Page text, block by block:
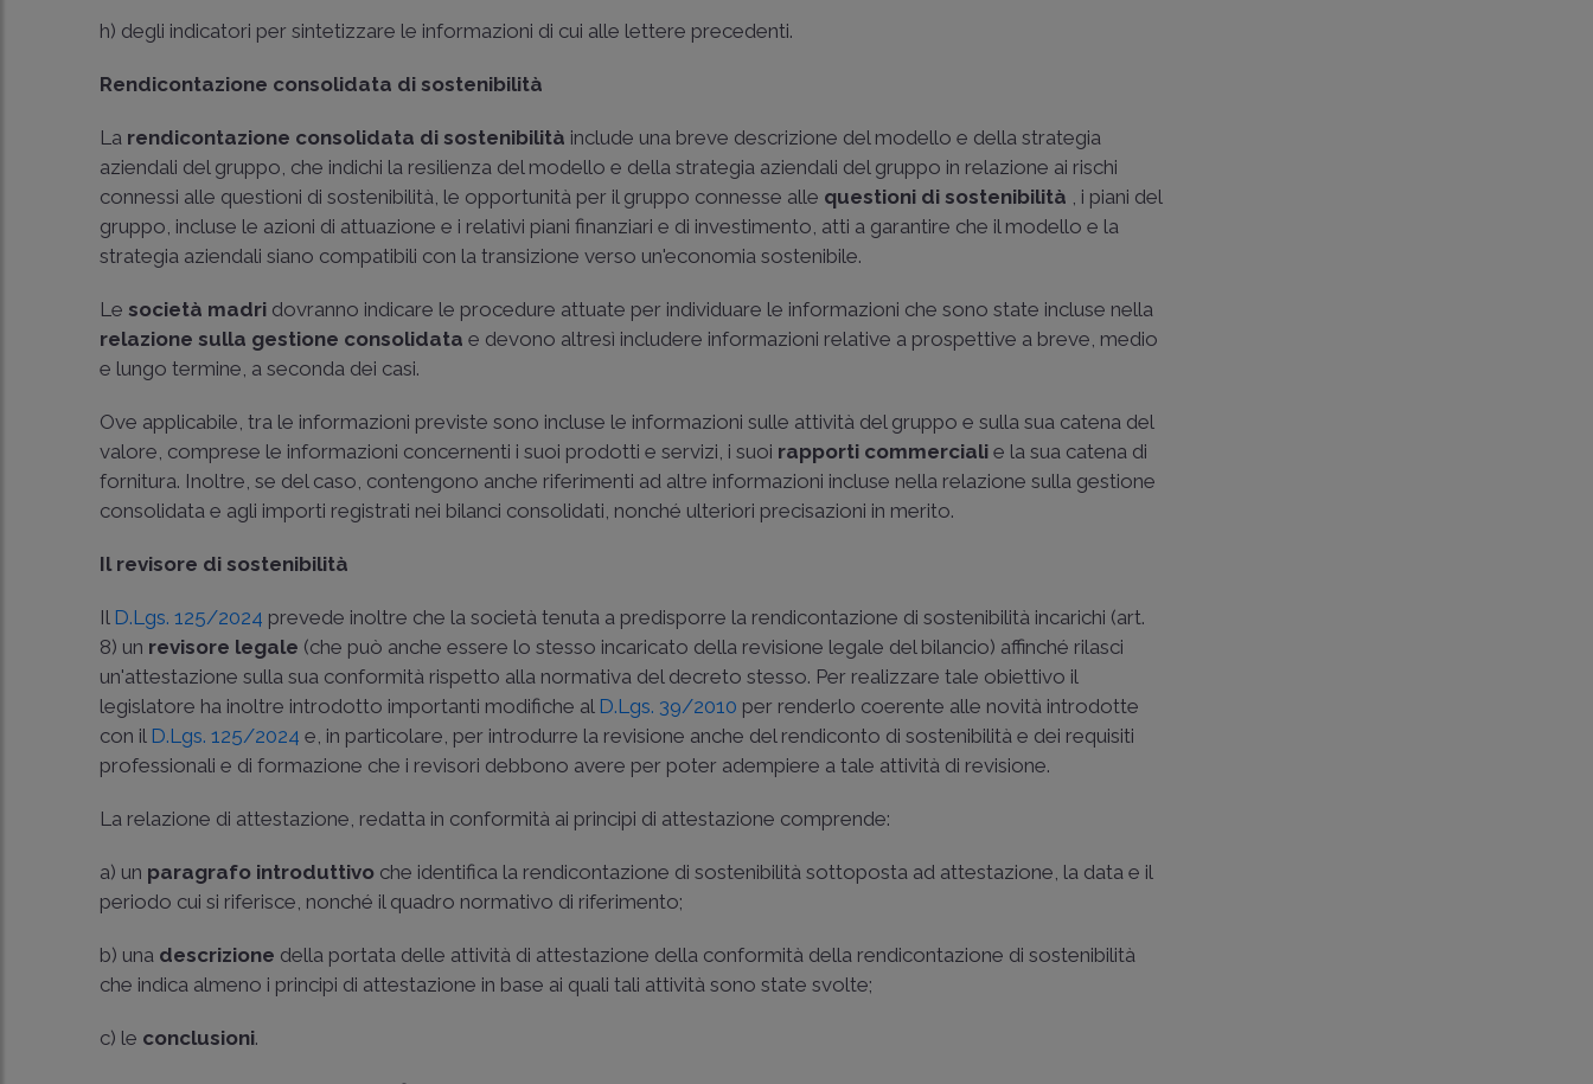
h) degli indicatori per sintetizzare le informazioni di cui alle lettere precedenti.
Rendicontazione consolidata di sostenibilità
La rendicontazione consolidata di sostenibilità include una breve descrizione del modello e della strategia
aziendali del gruppo, che indichi la resilienza del modello e della strategia aziendali del gruppo in relazione ai rischi
connessi alle questioni di sostenibilità, le opportunità per il gruppo connesse alle questioni di sostenibilità , i piani del
gruppo, incluse le azioni di attuazione e i relativi piani finanziari e di investimento, atti a garantire che il modello e la
strategia aziendali siano compatibili con la transizione verso un'economia sostenibile.
Le società madri dovranno indicare le procedure attuate per individuare le informazioni che sono state incluse nella
relazione sulla gestione consolidata e devono altresì includere informazioni relative a prospettive a breve, medio
e lungo termine, a seconda dei casi.
Ove applicabile, tra le informazioni previste sono incluse le informazioni sulle attività del gruppo e sulla sua catena del
valore, comprese le informazioni concernenti i suoi prodotti e servizi, i suoi rapporti commerciali e la sua catena di
fornitura. Inoltre, se del caso, contengono anche riferimenti ad altre informazioni incluse nella relazione sulla gestione
consolidata e agli importi registrati nei bilanci consolidati, nonché ulteriori precisazioni in merito.
Il revisore di sostenibilità
Il D.Lgs. 125/2024 prevede inoltre che la società tenuta a predisporre la rendicontazione di sostenibilità incarichi (art.
8) un revisore legale (che può anche essere lo stesso incaricato della revisione legale del bilancio) affinché rilasci
un'attestazione sulla sua conformità rispetto alla normativa del decreto stesso. Per realizzare tale obiettivo il
legislatore ha inoltre introdotto importanti modifiche al D.Lgs. 39/2010 per renderlo coerente alle novità introdotte
con il D.Lgs. 125/2024 e, in particolare, per introdurre la revisione anche del rendiconto di sostenibilità e dei requisiti
professionali e di formazione che i revisori debbono avere per poter adempiere a tale attività di revisione.
La relazione di attestazione, redatta in conformità ai principi di attestazione comprende:
a) un paragrafo introduttivo che identifica la rendicontazione di sostenibilità sottoposta ad attestazione, la data e il
periodo cui si riferisce, nonché il quadro normativo di riferimento;
b) una descrizione della portata delle attività di attestazione della conformità della rendicontazione di sostenibilità
che indica almeno i principi di attestazione in base ai quali tali attività sono state svolte;
c) le conclusioni.